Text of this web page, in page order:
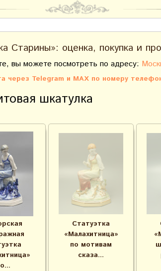
Старины»: оценка, покупка и
вы можете посмотреть по адресу:
через Telegram и MAX по номеру
шкатулка
Статуэтка
«Малахитница»
по мотивам
сказа...